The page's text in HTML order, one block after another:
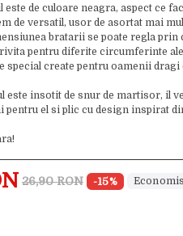
este de culoare neagra, aspect ce
de versatil, usor de asortat mai
bratarii se poate regla prin
pentru diferite circumferinte
special create pentru oamenii dragi
este insotit de snur de martisor, il
pentru el si plic cu design inspirat
26,90 RON -15%